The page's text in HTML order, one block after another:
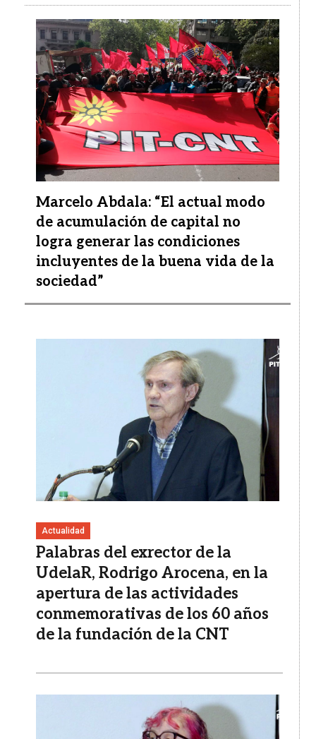
Imagen
Marcelo Abdala: “El actual modo
de acumulación de capital no
logra generar las condiciones
incluyentes de la buena vida de la
sociedad”
Actualidad
Palabras del exrector de la
UdelaR, Rodrigo Arocena, en la
apertura de las actividades
conmemorativas de los 60 años
de la fundación de la CNT